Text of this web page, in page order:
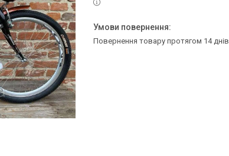
повернення товару протягом 14 днів